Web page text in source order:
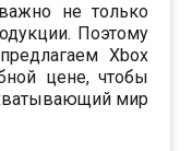
не только
Поэтому
Xbox
цене, чтобы
мир